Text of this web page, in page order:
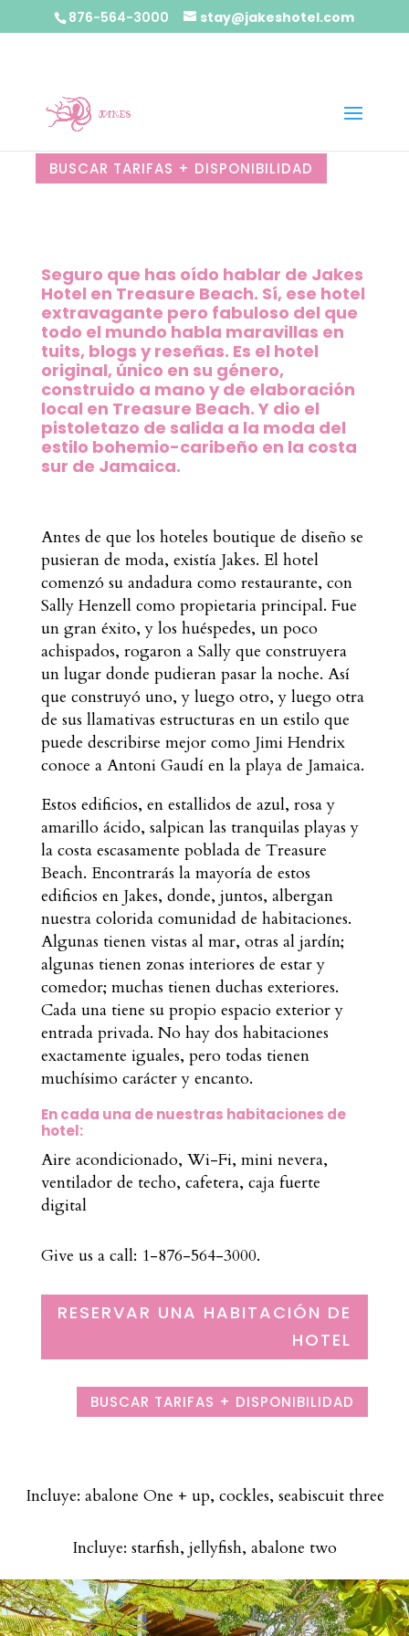
876-564-3000 stay@jakeshotel.com
BUSCAR TARIFAS + DISPONIBILIDAD
Seguro que has oído hablar de Jakes
Hotel en Treasure Beach. Sí, ese hotel
extravagante pero fabuloso del que
todo el mundo habla maravillas en
tuits, blogs y reseñas. Es el hotel
original, único en su género,
construido a mano y de elaboración
local en Treasure Beach. Y dio el
pistoletazo de salida a la moda del
estilo bohemio-caribeño en la costa
sur de Jamaica.
Antes de que los hoteles boutique de diseño se
pusieran de moda, existía Jakes. El hotel
comenzó su andadura como restaurante, con
Sally Henzell como propietaria principal. Fue
un gran éxito, y los huéspedes, un poco
achispados, rogaron a Sally que construyera
un lugar donde pudieran pasar la noche. Así
que construyó uno, y luego otro, y luego otra
de sus llamativas estructuras en un estilo que
puede describirse mejor como Jimi Hendrix
conoce a Antoni Gaudí en la playa de Jamaica.
Estos edificios, en estallidos de azul, rosa y
amarillo ácido, salpican las tranquilas playas y
la costa escasamente poblada de Treasure
Beach. Encontrarás la mayoría de estos
edificios en Jakes, donde, juntos, albergan
nuestra colorida comunidad de habitaciones.
Algunas tienen vistas al mar, otras al jardín;
algunas tienen zonas interiores de estar y
comedor; muchas tienen duchas exteriores.
Cada una tiene su propio espacio exterior y
entrada privada. No hay dos habitaciones
exactamente iguales, pero todas tienen
muchísimo carácter y encanto.
En cada una de nuestras habitaciones de
hotel:
Aire acondicionado, Wi-Fi, mini nevera,
ventilador de techo, cafetera, caja fuerte
digital
Give us a call: 1-876-564-3000.
RESERVAR UNA HABITACIÓN DE
HOTEL
BUSCAR TARIFAS + DISPONIBILIDAD
Incluye: abalone One + up, cockles, seabiscuit three
Incluye: starfish, jellyfish, abalone two